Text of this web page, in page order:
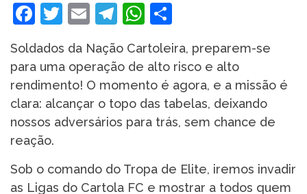
Facebook
Twitter
EmailTelegram
WhatsApp
Soldados da Nação Cartoleira, preparem-se
para uma operação de alto risco e alto
rendimento! O momento é agora, e a missão é
clara: alcançar o topo das tabelas, deixando
nossos adversários para trás, sem chance de
reação.
Sob o comando do Tropa de Elite, iremos invadir
as Ligas do Cartola FC e mostrar a todos quem